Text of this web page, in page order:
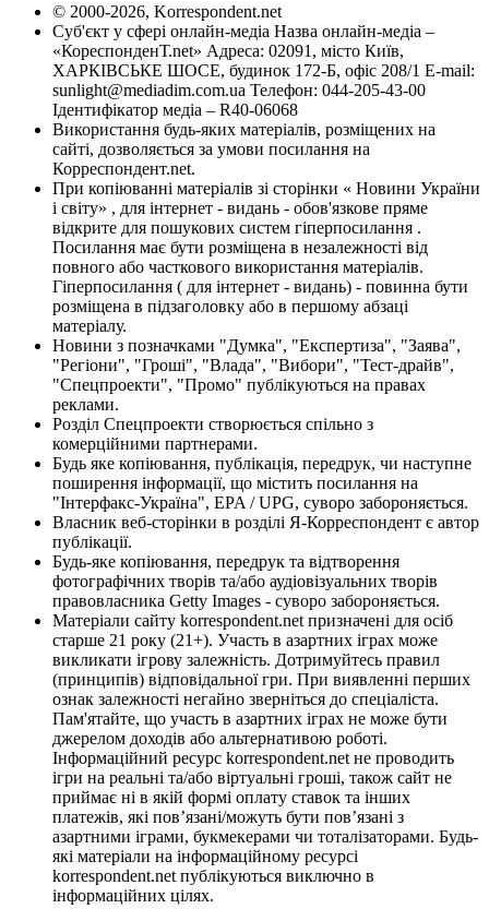
© 2000-2026, Korrespondent.net
Суб'єкт у сфері онлайн-медіа Назва онлайн-медіа –
«КореспонденТ.net» Адреса: 02091, місто Київ,
ХАРКІВСЬКЕ ШОСЕ, будинок 172-Б, офіс 208/1 E-mail:
sunlight@mediadim.com.ua Телефон: 044-205-43-00
Ідентифікатор медіа – R40-06068
Використання будь-яких матеріалів, розміщених на
сайті, дозволяється за умови посилання на
Корреспондент.net.
При копіюванні матеріалів зі сторінки « Новини України
і світу» , для інтернет - видань - обов'язкове пряме
відкрите для пошукових систем гіперпосилання .
Посилання має бути розміщена в незалежності від
повного або часткового використання матеріалів.
Гіперпосилання ( для інтернет - видань) - повинна бути
розміщена в підзаголовку або в першому абзаці
матеріалу.
Новини з позначками "Думка", "Експертиза", "Заява",
"Регіони", "Гроші", "Влада", "Вибори", "Тест-драйв",
"Спецпроекти", "Промо" публікуються на правах
реклами.
Розділ Спецпроекти створюється спільно з
комерційними партнерами.
Будь яке копіювання, публікація, передрук, чи наступне
поширення інформації, що містить посилання на
"Інтерфакс-Україна", EPA / UPG, суворо забороняється.
Власник веб-сторінки в розділі Я-Корреспондент є автор
публікації.
Будь-яке копіювання, передрук та відтворення
фотографічних творів та/або аудіовізуальних творів
правовласника Getty Images - суворо забороняється.
Матеріали сайту korrespondent.net призначені для осіб
старше 21 року (21+). Участь в азартних іграх може
викликати ігрову залежність. Дотримуйтесь правил
(принципів) відповідальної гри. При виявленні перших
ознак залежності негайно зверніться до спеціаліста.
Пам'ятайте, що участь в азартних іграх не може бути
джерелом доходів або альтернативою роботі.
Інформаційний ресурс korrespondent.net не проводить
ігри на реальні та/або віртуальні гроші, також сайт не
приймає ні в якій формі оплату ставок та інших
платежів, які пов’язані/можуть бути пов’язані з
азартними іграми, букмекерами чи тоталізаторами. Будь-
які матеріали на інформаційному ресурсі
korrespondent.net публікуються виключно в
інформаційних цілях.